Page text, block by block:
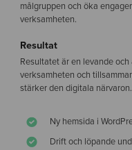
målgruppen och öka
verksamheten.
Resultat
Resultatet är en levande
verksamheten och
stärker den digitala
Ny hemsida i
Drift och löpande